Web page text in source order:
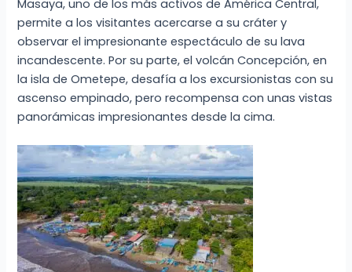
Masaya, uno de los más activos de América Central,
permite a los visitantes acercarse a su cráter y
observar el impresionante espectáculo de su lava
incandescente. Por su parte, el volcán Concepción, en
la isla de Ometepe, desafía a los excursionistas con su
ascenso empinado, pero recompensa con unas vistas
panorámicas impresionantes desde la cima.